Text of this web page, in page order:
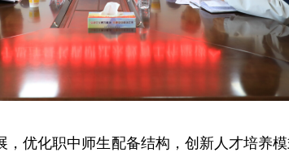
优化职中师生配备结构，创新人才培养